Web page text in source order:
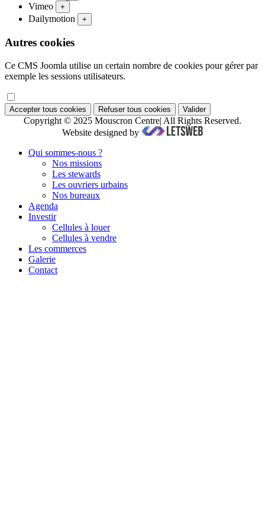
Vimeo +
Dailymotion +
Autres cookies
Ce CMS Joomla utilise un certain nombre de cookies pour gérer par
exemple les sessions utilisateurs.
Accepter tous cookies Refuser tous cookies Valider
Copyright © 2025 Mouscron Centre| All Rights Reserved.
Website designed by
Qui sommes-nous ?
Nos missions
Les stewards
Les ouvriers urbains
Nos bureaux
Agenda
Investir
Cellules à louer
Cellules à vendre
Les commerces
Galerie
Contact